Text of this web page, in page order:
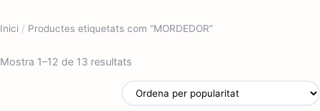
Inici / Productes etiquetats com “MORDEDOR”
Mostra 1–12 de 13 resultats